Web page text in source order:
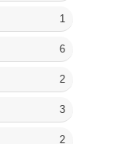
1
6
2
3
2